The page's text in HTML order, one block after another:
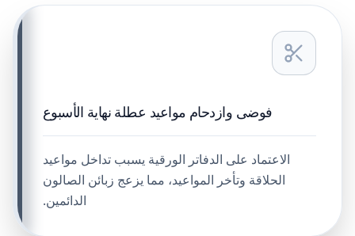
فوضى وازدحام مواعيد عطلة نهاية الأسبوع
الاعتماد على الدفاتر الورقية يسبب تداخل مواعيد
الحلاقة وتأخر المواعيد، مما يزعج زبائن الصالون
الدائمين.